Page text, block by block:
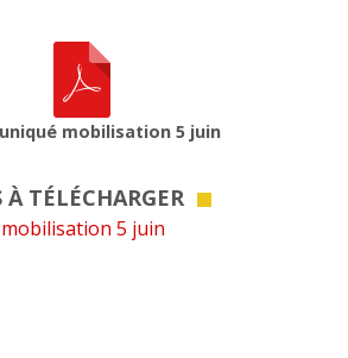
mobilisation 5 juin
TÉLÉCHARGER
5 juin